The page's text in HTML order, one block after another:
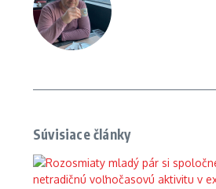
Súvisiace články